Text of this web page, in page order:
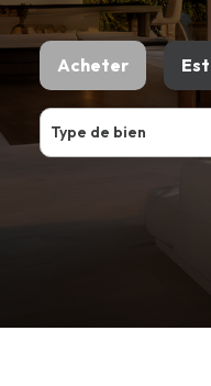
Acheter
De l'ancien
Type de bien